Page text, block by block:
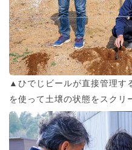
▲ひでじビールが直接管理す
を使って土壌の状態をスクリ